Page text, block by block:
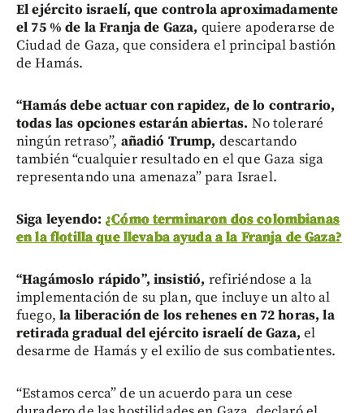
El ejército israelí, que controla aproximadamente
el 75 % de la Franja de Gaza, quiere apoderarse de
Ciudad de Gaza, que considera el principal bastión
de Hamás.
“Hamás debe actuar con rapidez, de lo contrario,
todas las opciones estarán abiertas. No toleraré
ningún retraso”, añadió Trump, descartando
también “cualquier resultado en el que Gaza siga
representando una amenaza” para Israel.
Siga leyendo: ¿Cómo terminaron dos colombianas
en la flotilla que llevaba ayuda a la Franja de Gaza?
“Hagámoslo rápido”, insistió, refiriéndose a la
implementación de su plan, que incluye un alto al
fuego,la liberación de los rehenes en 72 horas, la
retirada gradual del ejército israelí de Gaza,el
desarme de Hamás y el exilio de sus combatientes.
“Estamos cerca” de un acuerdo para un cese